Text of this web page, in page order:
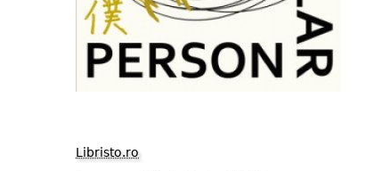
Libristo.ro